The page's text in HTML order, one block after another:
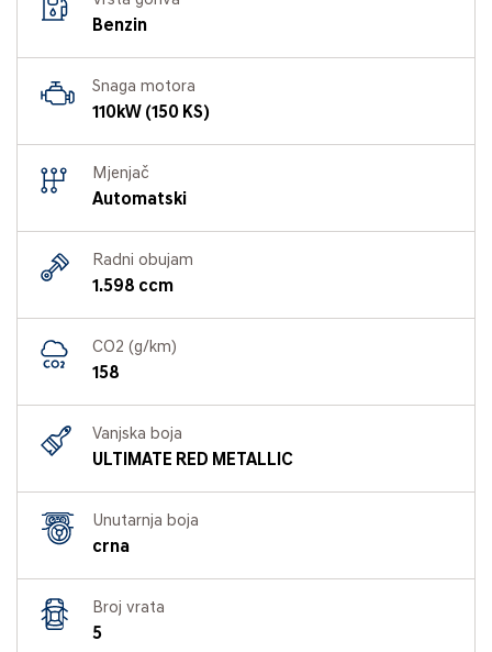
Benzin
Snaga motora
110kW (150 KS)
Mjenjač
Automatski
Radni obujam
1.598 ccm
CO2 (g/km)
158
Vanjska boja
ULTIMATE RED METALLIC
Unutarnja boja
crna
Broj vrata
5